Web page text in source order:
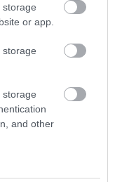
storage
or app.
storage
storage
and other
έξω από
της Θερίσσου